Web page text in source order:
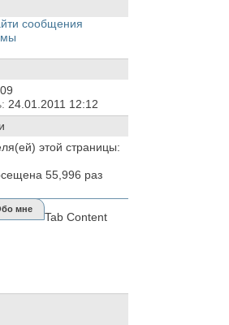
сообщения
24.01.2011 12:12
этой страницы:
55,996 раз
мне
Tab Content